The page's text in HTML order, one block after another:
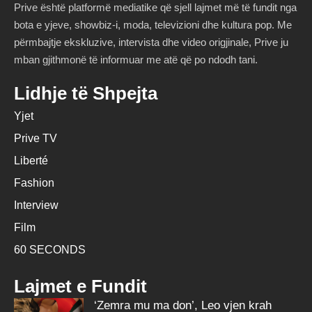
Prive është platformë mediatike që sjell lajmet më të fundit nga
bota e yjeve, showbiz-i, moda, televizioni dhe kultura pop. Me
përmbajtje ekskluzive, intervista dhe video origjinale, Prive ju
mban gjithmonë të informuar me atë që po ndodh tani.
Lidhje të Shpejta
Yjet
Prive TV
Liberté
Fashion
Interview
Film
60 SECONDS
Lajmet e Fundit
‘Zemra mu ma don’, Leo vjen krah